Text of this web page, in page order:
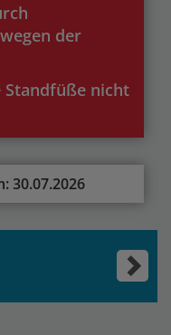
der
Standfüße nicht
30.07.2026